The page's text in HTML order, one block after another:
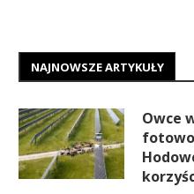
NAJNOWSZE ARTYKUŁY
Owce